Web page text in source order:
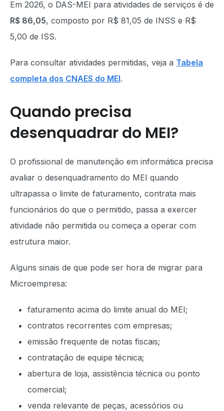
Em 2026, o DAS-MEI para atividades de serviços é de
R$ 86,05, composto por R$ 81,05 de INSS e R$
5,00 de ISS.
Para consultar atividades permitidas, veja a Tabela
completa dos CNAES do MEI.
Quando precisa
desenquadrar do MEI?
O profissional de manutenção em informática precisa
avaliar o desenquadramento do MEI quando
ultrapassa o limite de faturamento, contrata mais
funcionários do que o permitido, passa a exercer
atividade não permitida ou começa a operar com
estrutura maior.
Alguns sinais de que pode ser hora de migrar para
Microempresa:
faturamento acima do limite anual do MEI;
contratos recorrentes com empresas;
emissão frequente de notas fiscais;
contratação de equipe técnica;
abertura de loja, assistência técnica ou ponto
comercial;
venda relevante de peças, acessórios ou